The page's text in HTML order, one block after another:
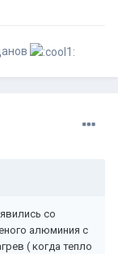
со
алюминия с
( когда тепло